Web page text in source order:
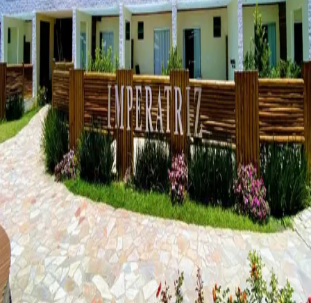
CidadeParaty
As melhores
opções de
Paraty
no Rio de Janeiro
9 Todos 1 Hotel
Pousadas
Imperatriz Paraty Hotel